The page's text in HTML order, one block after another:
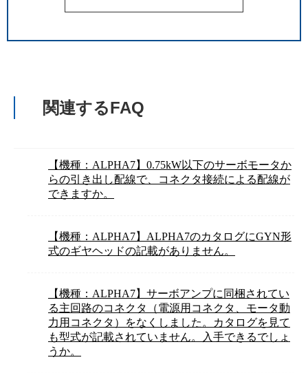
関連するFAQ
【機種：ALPHA7】0.75kW以下のサーボモータか
らの引き出し配線で、コネクタ接続による配線が
できますか。
【機種：ALPHA7】ALPHA7のカタログにGYN形
式のギヤヘッドの記載がありません。
【機種：ALPHA7】サーボアンプに同梱されてい
る主回路のコネクタ（電源用コネクタ、モータ動
力用コネクタ）をなくしました。カタログを見て
も型式が記載されていません。入手できるでしょ
うか。